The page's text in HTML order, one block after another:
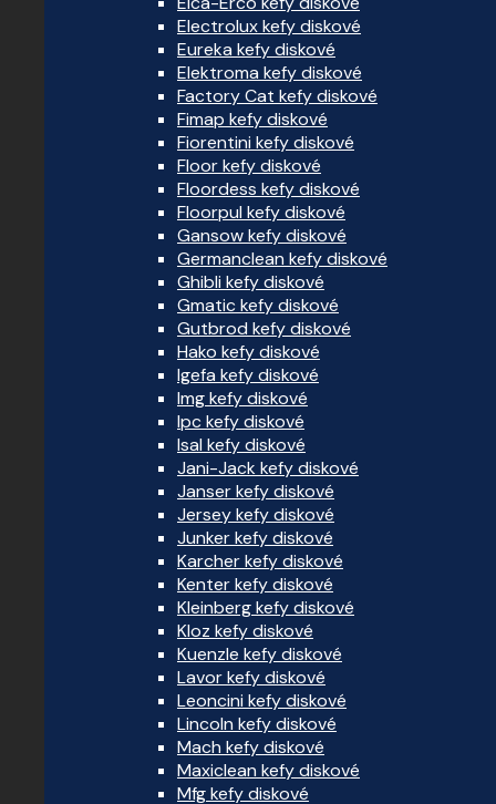
Electrolux kefy diskové
Eureka kefy diskové
Elektroma kefy diskové
Factory Cat kefy diskové
Fimap kefy diskové
Fiorentini kefy diskové
Floor kefy diskové
Floordess kefy diskové
Floorpul kefy diskové
Gansow kefy diskové
Germanclean kefy diskové
Ghibli kefy diskové
Gmatic kefy diskové
Gutbrod kefy diskové
Hako kefy diskové
Igefa kefy diskové
Img kefy diskové
Ipc kefy diskové
Isal kefy diskové
Jani-Jack kefy diskové
Janser kefy diskové
Jersey kefy diskové
Junker kefy diskové
Karcher kefy diskové
Kenter kefy diskové
Kleinberg kefy diskové
Kloz kefy diskové
Kuenzle kefy diskové
Lavor kefy diskové
Leoncini kefy diskové
Lincoln kefy diskové
Mach kefy diskové
Maxiclean kefy diskové
Mfg kefy diskové